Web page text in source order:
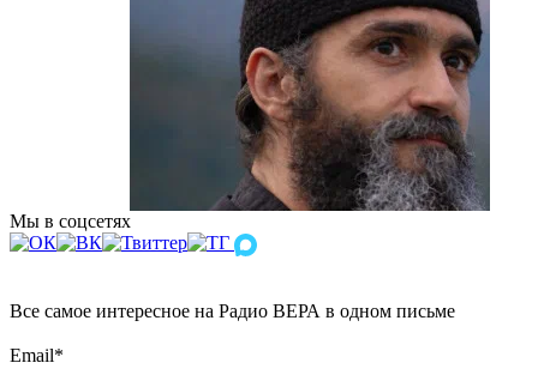
Мы в соцсетях
Все самое интересное на Радио ВЕРА в одном письме
Email*